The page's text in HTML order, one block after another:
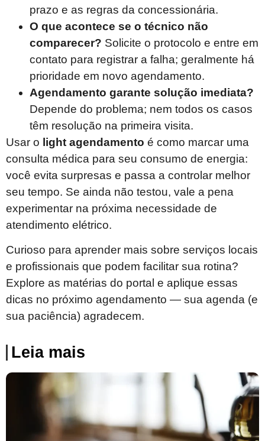
prazo e as regras da concessionária.
O que acontece se o técnico não
comparecer? Solicite o protocolo e entre em
contato para registrar a falha; geralmente há
prioridade em novo agendamento.
Agendamento garante solução imediata?
Depende do problema; nem todos os casos
têm resolução na primeira visita.
Usar o light agendamento é como marcar uma
consulta médica para seu consumo de energia:
você evita surpresas e passa a controlar melhor
seu tempo. Se ainda não testou, vale a pena
experimentar na próxima necessidade de
atendimento elétrico.
Curioso para aprender mais sobre serviços locais
e profissionais que podem facilitar sua rotina?
Explore as matérias do portal e aplique essas
dicas no próximo agendamento — sua agenda (e
sua paciência) agradecem.
Leia mais